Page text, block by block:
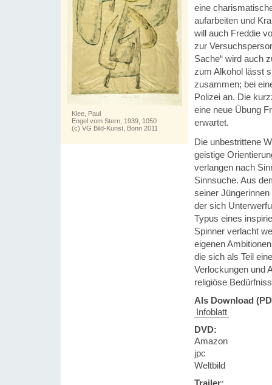
Klee, Paul
Engel vom Stern, 1939, 1050
(c) VG Bild-Kunst, Bonn 2011
eine
aufarbeiten und
will auch Freddie
zur
Sache“ wird auch
zum Alkohol lässt
zusammen; bei
Polizei an. Die
eine neue Übung
erwartet.
Die unbestrittene
geistige
verlangen nach
Sinnsuche. Aus
seiner
der sich
Typus eines
Spinner verlacht
eigenen
die sich als Teil
Verlockungen und
religiöse
Als Download
Infoblatt
DVD:
Amazon
jpc
Weltbild